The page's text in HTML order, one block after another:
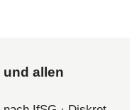
allen